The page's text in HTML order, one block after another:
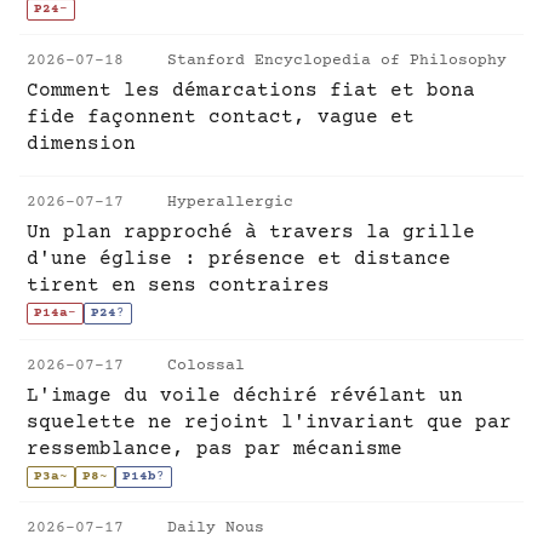
P24-
2026-07-18 Stanford Encyclopedia of Philosophy
Comment les démarcations fiat et bona
fide façonnent contact, vague et
dimension
2026-07-17 Hyperallergic
Un plan rapproché à travers la grille
d'une église : présence et distance
tirent en sens contraires
P14a- P24?
2026-07-17 Colossal
L'image du voile déchiré révélant un
squelette ne rejoint l'invariant que par
ressemblance, pas par mécanisme
P3a~ P8~ P14b?
2026-07-17 Daily Nous